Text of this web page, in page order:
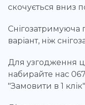
скочується вниз
Снігозатримуюча
варіант, ніж
Для узгодження
набирайте нас
"Замовити в 1